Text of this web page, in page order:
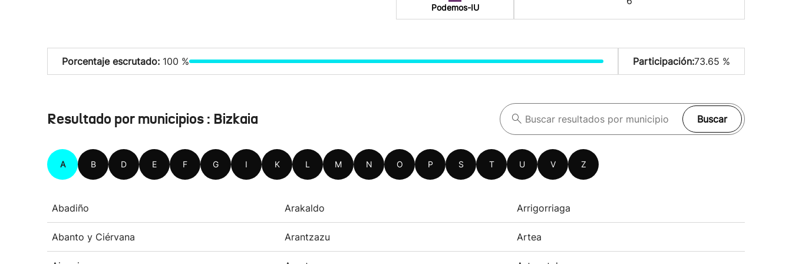
Podemos-IU
Porcentaje escrutado: 100 % Participación:73.65 %
Resultado por municipios : Bizkaia Buscar
A B D E F G I K L M N O P S T U V Z
Abadiño Arakaldo Arrigorriaga
Abanto y Ciérvana Arantzazu Artea